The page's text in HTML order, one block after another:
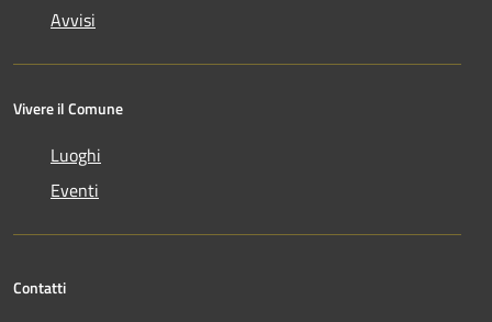
Avvisi
Vivere il Comune
Luoghi
Eventi
Contatti